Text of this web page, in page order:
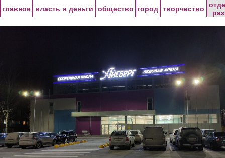
главное власть и деньги общество город творчество